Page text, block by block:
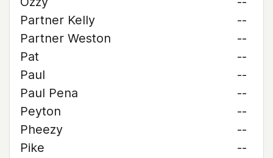
Partner Kelly
--
Partner Weston
--
Pat
--
Paul
--
Paul Pena
--
Peyton
--
Pheezy
--
Pike
--